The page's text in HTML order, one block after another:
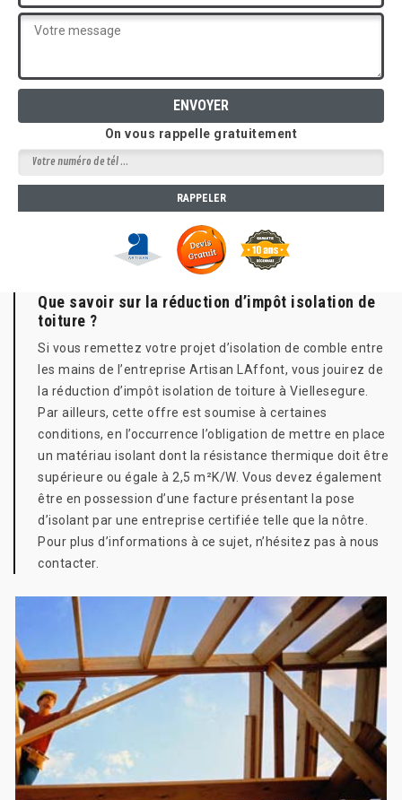
On vous rappelle gratuitement
Que savoir sur la réduction d’impôt isolation de
toiture ?
Si vous remettez votre projet d’isolation de comble entre
les mains de l’entreprise Artisan LAffont, vous jouirez de
la réduction d’impôt isolation de toiture à Viellesegure.
Par ailleurs, cette offre est soumise à certaines
conditions, en l’occurrence l’obligation de mettre en place
un matériau isolant dont la résistance thermique doit être
supérieure ou égale à 2,5 m²K/W. Vous devez également
être en possession d’une facture présentant la pose
d’isolant par une entreprise certifiée telle que la nôtre.
Pour plus d’informations à ce sujet, n’hésitez pas à nous
contacter.